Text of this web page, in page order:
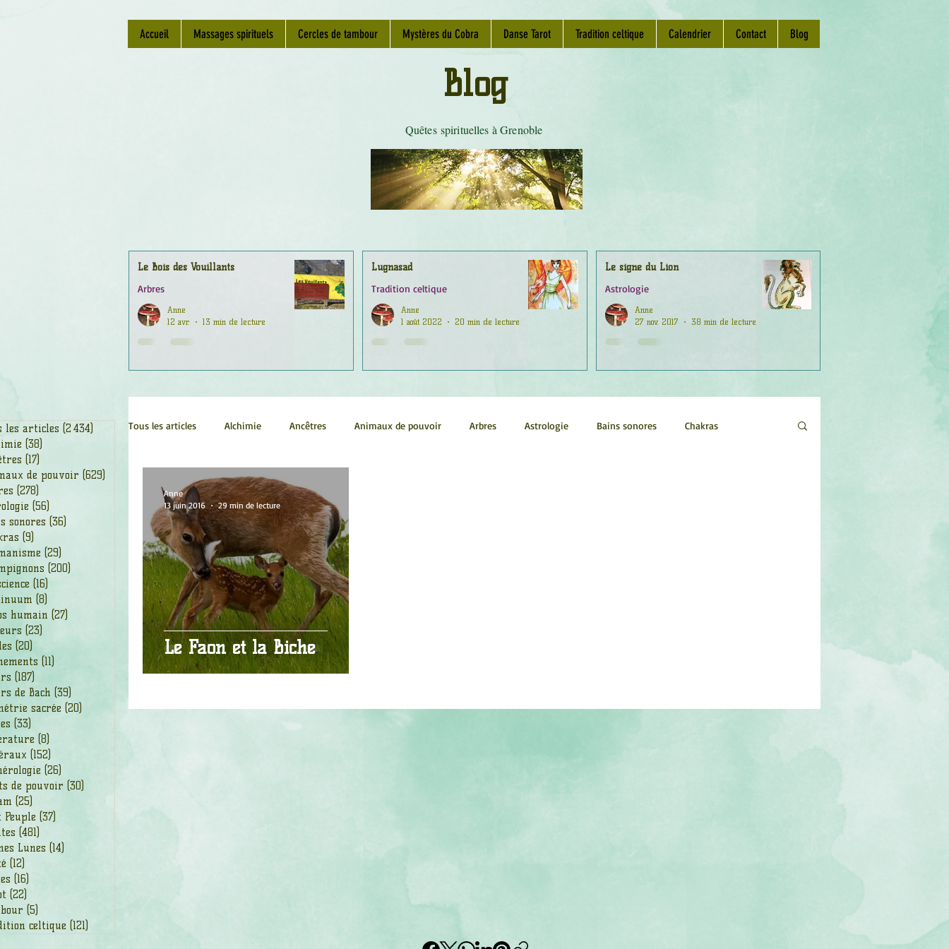
Accueil Massages spirituels Cercles de tambour Mystères du Cobra Danse Tarot Tradition celtique Calendrier Contact Blog
Quêtes spirituelles à Grenoble
Blog
Le Bois des Vouillants
Arbres
Anne
12 avr.
13 min de lecture
Lugnasad
Tradition celtique
Anne
1 août 2022
20 min de lecture
Le signe du Lion
Astrologie
Anne
27 nov. 2017
38 min de lecture
les articles (2 434) 2 434 posts
(38)
(17)
de pouvoir (629)
(278)
(56)
sonores (36)
(9)
(29)
(200)
(16)
(8)
humain (27)
(23)
(20)
(11)
(187)
de Bach (39)
sacrée (20)
(33)
(8)
(152)
(26)
de pouvoir (30)
(25)
Peuple (37)
(481)
Lunes (14)
(12)
(16)
(22)
(5)
celtique (121)
Tous les articles Alchimie Ancêtres Animaux de pouvoir Arbres Astrologie Bains sonores Chakras
Chamanisme Champignons
Fleurs Fleurs de Bach Géométrie sacrée
Ogham Petit Peuple Plantes
Le Faon et la Biche
Anne
13 juin 2016
29 min de lecture